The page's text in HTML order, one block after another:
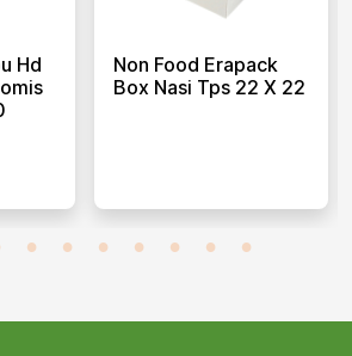
Non Food Erapack
Box Nasi Tps 22 X 22
Non Food
Putih 35